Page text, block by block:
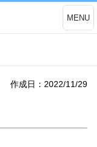
MENU
作成日：2022/11/29